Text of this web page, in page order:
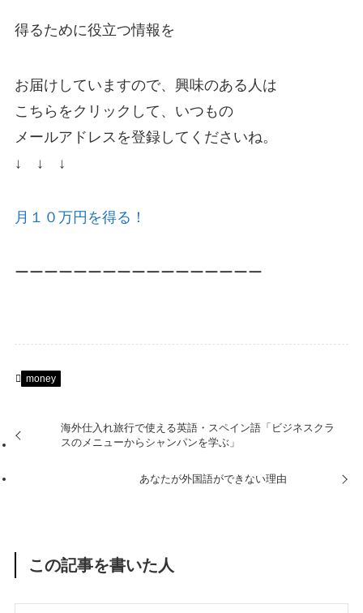
得るために役立つ情報を
お届けしていますので、興味のある人は
こちらをクリックして、いつもの
メールアドレスを登録してくださいね。
↓ ↓ ↓
月１０万円を得る！
ーーーーーーーーーーーーーーーーー
money
海外仕入れ旅行で使える英語・スペイン語「ビジネスクラ
スのメニューからシャンパンを学ぶ」
あなたが外国語ができない理由
この記事を書いた人